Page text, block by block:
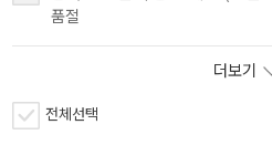
품절
더보기
전체선택